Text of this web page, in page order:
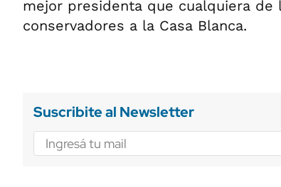
mejor presidenta que cualquiera de
conservadores a la Casa Blanca.
Suscribite al Newsletter